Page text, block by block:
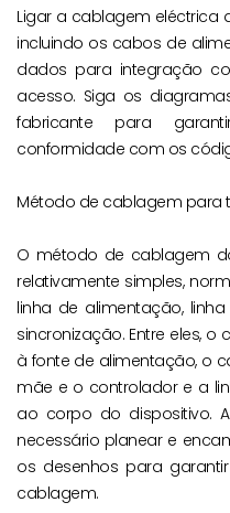
Ligar a cablagem eléctrica
incluindo os cabos de
dados para integração
acesso. Siga os
fabricante para
conformidade com os
Método de cablagem para
O método de cablagem
relativamente simples,
linha de alimentação,
sincronização. Entre eles,
à fonte de alimentação, o
mãe e o controlador e a
ao corpo do dispositivo.
necessário planear e
os desenhos para
cablagem.